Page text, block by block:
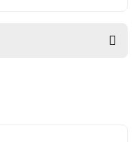
ve diğer
öneri formunu